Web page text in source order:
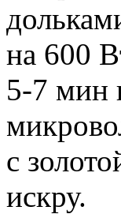
на 600
5-7 мин
с
искру.